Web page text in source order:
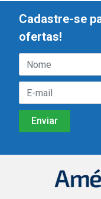
Cadastre-se
ofertas!